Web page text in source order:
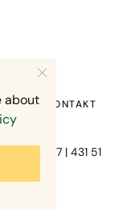
407 | 431 51
MIG KONTAKT
about